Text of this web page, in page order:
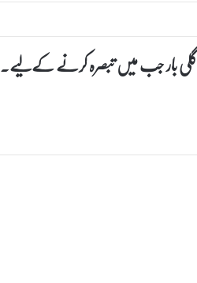
بار جب میں تبصرہ کرنے کےلیے۔